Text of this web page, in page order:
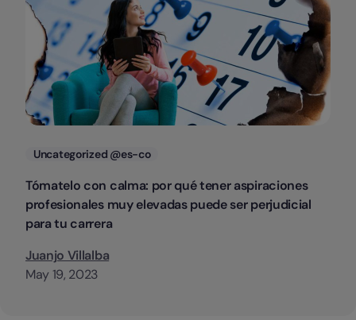
Categorias
Uncategorized @es-co
Tómatelo con calma: por qué tener aspiraciones
profesionales muy elevadas puede ser perjudicial
para tu carrera
Juanjo Villalba
May 19, 2023